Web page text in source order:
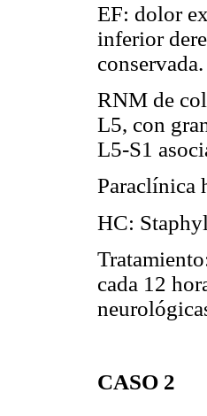
EF: dolor
inferior
RNM de
L5, con
L5-S1
Paraclínica
HC:
cada 12
CASO 2